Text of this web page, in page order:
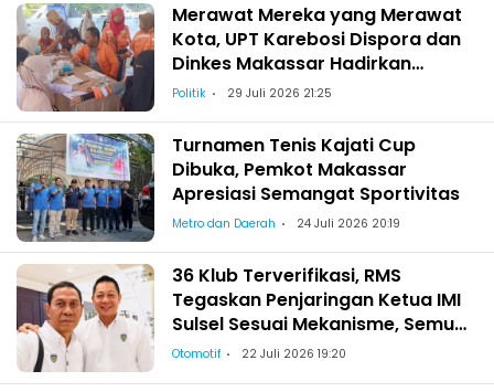
Merawat Mereka yang Merawat
Kota, UPT Karebosi Dispora dan
Dinkes Makassar Hadirkan
Pemeriksaan Kesehatan bagi
Politik 29 Juli 2026 21:25
Turnamen Tenis Kajati Cup
Dibuka, Pemkot Makassar
Apresiasi Semangat Sportivitas
Metro dan Daerah 24 Juli 2026 20:19
36 Klub Terverifikasi, RMS
Tegaskan Penjaringan Ketua IMI
Sulsel Sesuai Mekanisme, Semua
Berhak Maju!
Otomotif 22 Juli 2026 19:20